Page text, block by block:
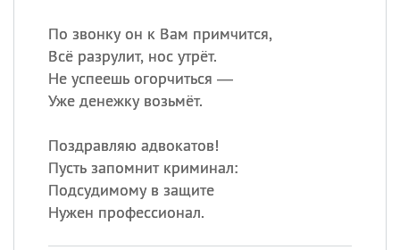
По звонку он к Вам примчится,
Всё разрулит, нос утрёт.
Не успеешь огорчиться —
Уже денежку возьмёт.
Поздравляю адвокатов!
Пусть запомнит криминал:
Подсудимому в защите
Нужен профессионал.